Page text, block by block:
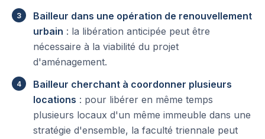
Bailleur dans une opération de renouvellement
urbain : la libération anticipée peut être
nécessaire à la viabilité du projet
d'aménagement.
Bailleur cherchant à coordonner plusieurs
locations : pour libérer en même temps
plusieurs locaux d'un même immeuble dans une
stratégie d'ensemble, la faculté triennale peut